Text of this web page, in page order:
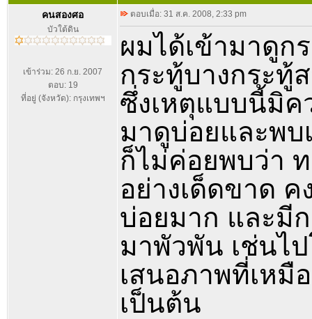
คนสองศอ
บัวใต้ดิน
เข้าร่วม: 26 ก.ย. 2007
ตอบ: 19
ที่อยู่ (จังหวัด): กรุงเทพฯ
ตอบเมื่อ: 31 ส.ค. 2008, 2:33 pm
ผมได้เข้ามาดูก
กระทู้บางกระทู้
ซึ่งเหตุแบบนี้มิค
มาดูบ่อยและพบ
ก็ไม่ค่อยพบว่า ท
อย่างเด็ดขาด
บ่อยมาก และมีก
มาพัวพัน เช่นไป
เสนอภาพที่เหมื
เป็นต้น